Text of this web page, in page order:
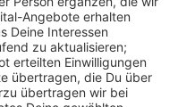
der Natur